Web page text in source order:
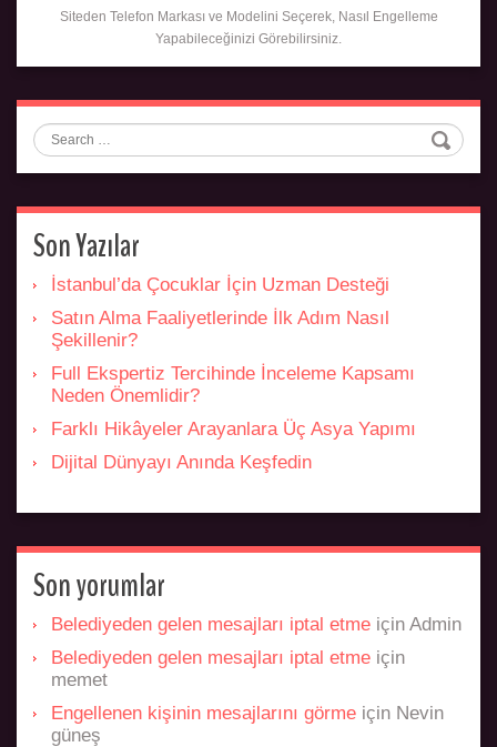
Siteden Telefon Markası ve Modelini Seçerek, Nasıl Engelleme
Yapabileceğinizi Görebilirsiniz.
Search
Son Yazılar
İstanbul’da Çocuklar İçin Uzman Desteği
Satın Alma Faaliyetlerinde İlk Adım Nasıl
Şekillenir?
Full Ekspertiz Tercihinde İnceleme Kapsamı
Neden Önemlidir?
Farklı Hikâyeler Arayanlara Üç Asya Yapımı
Dijital Dünyayı Anında Keşfedin
Son yorumlar
Belediyeden gelen mesajları iptal etme için Admin
Belediyeden gelen mesajları iptal etme için
memet
Engellenen kişinin mesajlarını görme için Nevin
güneş